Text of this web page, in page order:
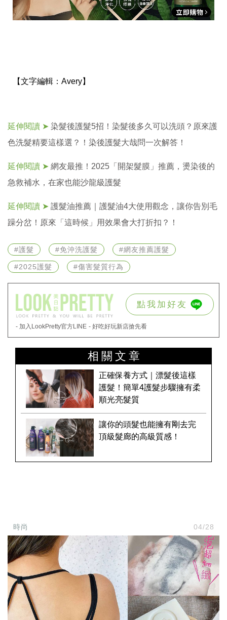
【文字編輯： Avery】
延伸閱讀 ➤ 染髮後護髮5招！染髮後多久可以洗頭？原來護
色洗髮精要這樣選？！染後護髮大哉問一次解答！
延伸閱讀 ➤ 網友最推！2025「開架髮膜」推薦，燙染後的
急救補水，在家也能沙龍級護髮
延伸閱讀 ➤ 護髮油推薦｜護髮油4大使用觀念，讓你告別毛
躁分岔！原來「這時候」用效果會大打折扣？！
#護髮 #免沖洗護髮 #網友推薦護髮
#2025護髮 #傷害髮質行為
- 加入LookPretty官方LINE - 好吃好玩新店搶先看
點我加好友
相關文章
正確保養方式｜漂髮後這樣
護髮！簡單4護髮步驟擁有柔
順光亮髮質
讓你的頭髮也能擁有剛去完
頂級髮廊的高級質感！
時尚 04/28